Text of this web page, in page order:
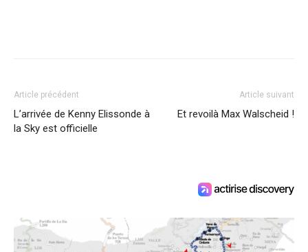
Article précédent
L’arrivée de Kenny Elissonde à
la Sky est officielle
Article suivant
Et revoilà Max Walscheid !